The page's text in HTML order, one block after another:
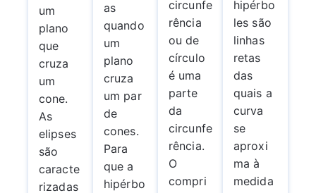
um
plano
que
cruza
um
cone.
As
elipses
são
caracte
rizadas
as
quando
um
plano
cruza
um par
de
cones.
Para
que a
hipérbo
circunfe
rência
ou de
círculo
é uma
parte
da
circunfe
rência.
O
compri
hipérbo
les são
linhas
retas
das
quais a
curva
se
aproxi
ma à
medida